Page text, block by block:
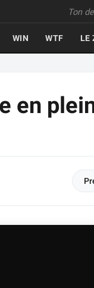
Ton
WIN WTF LE
en